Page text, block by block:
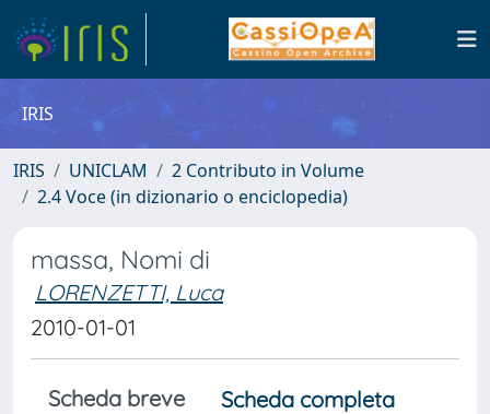
IRIS
IRIS UNICLAM
2 Contributo in Volume
2.4 Voce (in dizionario o enciclopedia)
massa, Nomi di
LORENZETTI, Luca
2010-01-01
Scheda breve
Scheda completa